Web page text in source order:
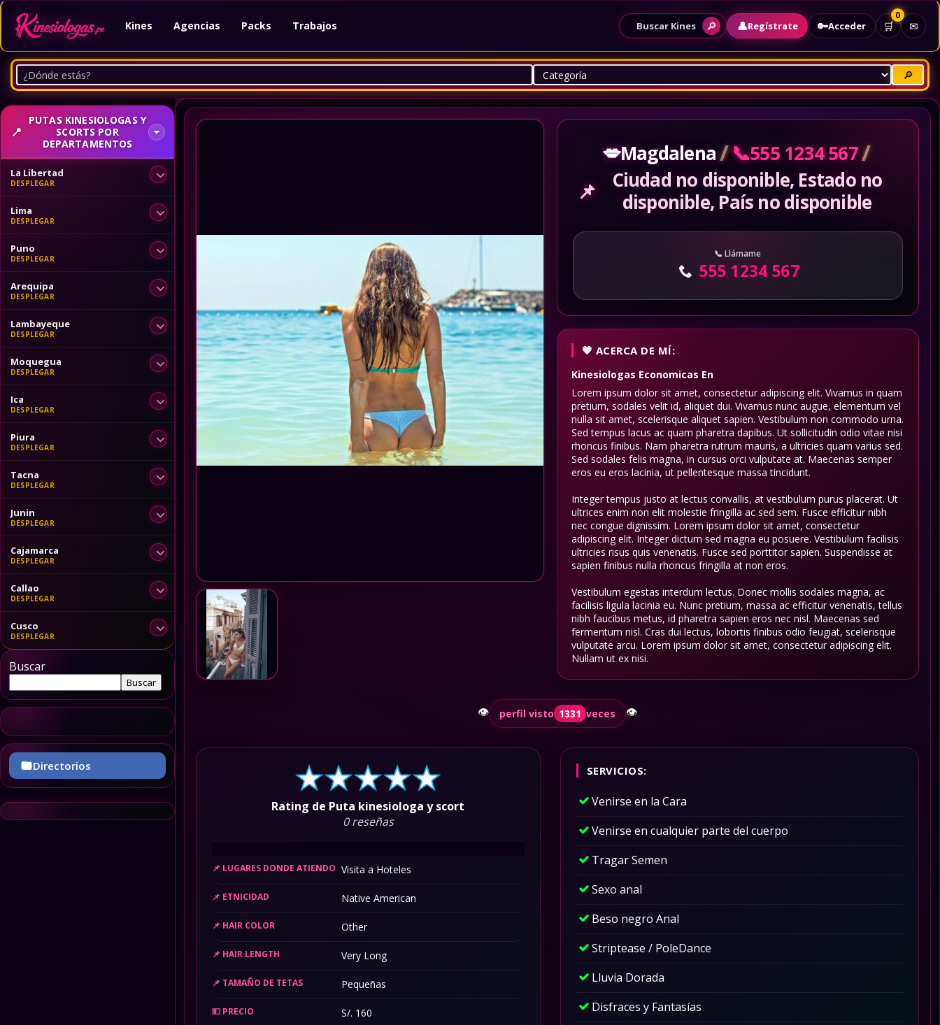
Kines Agencias Packs Trabajos Buscar Kines 🔎 👤Regístrate 🔑Acceder 🛒
0
✉
🔎
💋Magdalena/📞555 1234 567/
📌
Ciudad no disponible, Estado no
disponible, País no disponible
Llámame
555 1234 567
ACERCA DE MÍ:
Kinesiologas Economicas En
Lorem ipsum dolor sit amet, consectetur adipiscing elit. Vivamus in quam
pretium, sodales velit id, aliquet dui. Vivamus nunc augue, elementum vel
nulla sit amet, scelerisque aliquet sapien. Vestibulum non commodo urna.
Sed tempus lacus ac quam pharetra dapibus. Ut sollicitudin odio vitae nisi
rhoncus finibus. Nam pharetra rutrum mauris, a ultricies quam varius sed.
Sed sodales felis magna, in cursus orci vulputate at. Maecenas semper
eros eu eros lacinia, ut pellentesque massa tincidunt.
Integer tempus justo at lectus convallis, at vestibulum purus placerat. Ut
ultrices enim non elit molestie fringilla ac sed sem. Fusce efficitur nibh
nec congue dignissim. Lorem ipsum dolor sit amet, consectetur
adipiscing elit. Integer dictum sed magna eu posuere. Vestibulum facilisis
ultricies risus quis venenatis. Fusce sed porttitor sapien. Suspendisse at
sapien finibus nulla rhoncus fringilla at non eros.
Vestibulum egestas interdum lectus. Donec mollis sodales magna, ac
facilisis ligula lacinia eu. Nunc pretium, massa ac efficitur venenatis, tellus
nibh faucibus metus, id pharetra sapien eros nec nisl. Maecenas sed
fermentum nisl. Cras dui lectus, lobortis finibus odio feugiat, scelerisque
vulputate arcu. Lorem ipsum dolor sit amet, consectetur adipiscing elit.
Nullam ut ex nisi.
Rating de Puta kinesiologa y scort
0 reseñas
LUGARES DONDE ATIENDO Visita a Hoteles
ETNICIDAD Native American
HAIR COLOR Other
HAIR LENGTH Very Long
TAMAÑO DE TETAS Pequeñas
PRECIO S/. 160
SERVICIOS:
Venirse en la Cara
Venirse en cualquier parte del cuerpo
Tragar Semen
Sexo anal
Beso negro Anal
Striptease / PoleDance
Lluvia Dorada
Disfraces y Fantasías
👁️ perfil visto 1331 veces 👁️
PUTAS KINESIOLOGAS Y
SCORTS POR
DEPARTAMENTOS
La Libertad
Lima
Puno
Arequipa
Lambayeque
Moquegua
Ica
Piura
Tacna
Junin
Cajamarca
Callao
Cusco
Buscar
Buscar
Directorios